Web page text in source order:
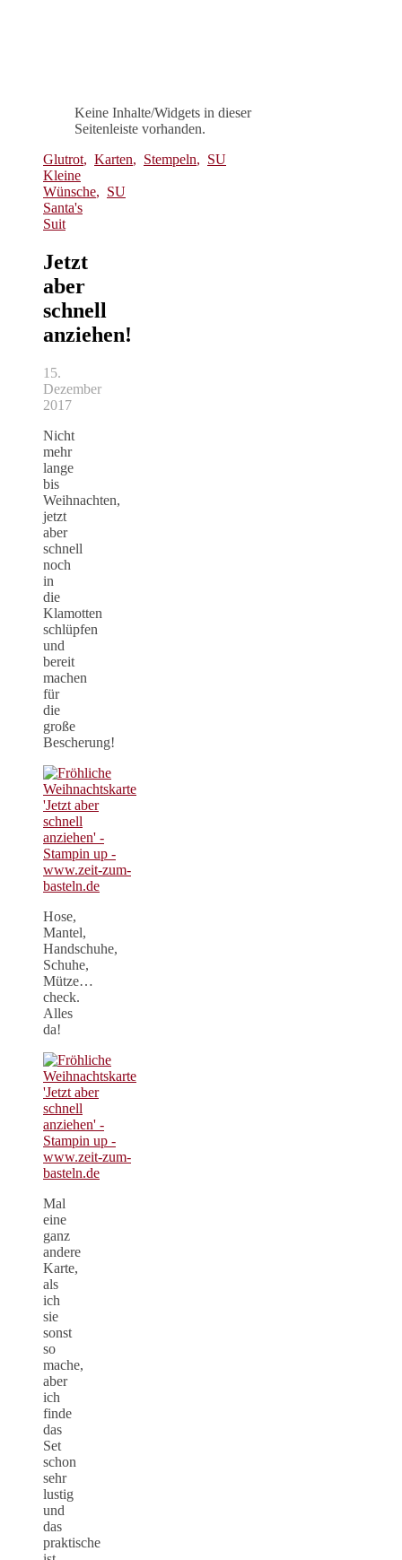
Keine Inhalte/Widgets in dieser
Seitenleiste vorhanden.
Glutrot, Karten, Stempeln, SU
Kleine
Wünsche, SU
Santa's
Suit
Jetzt
aber
schnell
anziehen!
15.
Dezember
2017
Nicht
mehr
lange
bis
Weihnachten,
jetzt
aber
schnell
noch
in
die
Klamotten
schlüpfen
und
bereit
machen
für
die
große
Bescherung!
Hose,
Mantel,
Handschuhe,
Schuhe,
Mütze…
check.
Alles
da!
Mal
eine
ganz
andere
Karte,
als
ich
sie
sonst
so
mache,
aber
ich
finde
das
Set
schon
sehr
lustig
und
das
praktische